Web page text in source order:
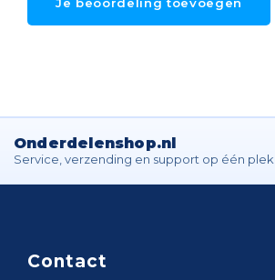
Onderdelenshop.nl
Service, verzending en support op één plek
Contact